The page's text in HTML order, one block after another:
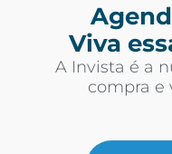
Viva
A Invista é a
compra e